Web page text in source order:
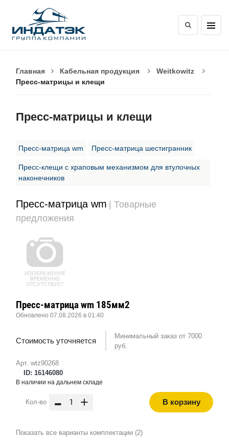
Главная Кабельная продукция
Weitkowitz
Пресс-матрицы и клещи
Пресс-матрицы и клещи
Пресс-матрица wm Пресс-матрица шестигранник
Пресс-клещи с храповым механизмом для втулочных
наконечников
Пресс-матрица wm
| Товарные
предложения
Арт. wtz90268
ID: 16146080
Пресс-матрица wm 185мм2
Обновлено 07.08.2026 в 01:40
Стоимость уточняется
Минимальный заказ от 7000
руб.
В наличии на дальнем складе
Кол-во - + В корзину
Показать все варианты комплектации (2)